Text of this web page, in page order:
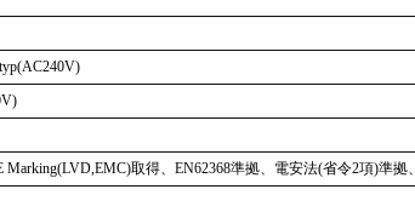
取得、EN62368準拠、電安法(省令2項)準拠、